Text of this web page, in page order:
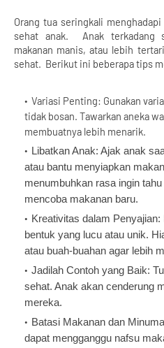
Orang tua seringkali
sehat anak.  Anak terkadang
makanan manis, atau lebih
sehat.  Berikut ini beberapa tips
Variasi Penting: Gunakan
tidak bosan. Tawarkan aneka
membuatnya lebih menarik.
Libatkan Anak: Ajak anak
atau bantu menyiapkan
menumbuhkan rasa ingin
mencoba makanan baru.
Kreativitas dalam
bentuk yang lucu atau unik.
atau buah-buahan agar lebih
Jadilah Contoh yang Baik:
sehat. Anak akan cenderung
mereka.
Batasi Makanan dan
dapat mengganggu nafsu